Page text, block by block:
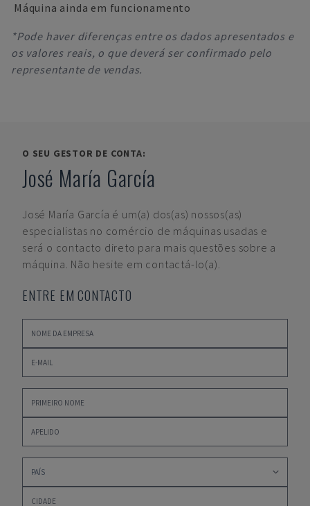
Máquina ainda em funcionamento
*Pode haver diferenças entre os dados apresentados e
os valores reais, o que deverá ser confirmado pelo
representante de vendas.
O SEU GESTOR DE CONTA:
José María García
José María García é um(a) dos(as) nossos(as)
especialistas no comércio de máquinas usadas e
será o contacto direto para mais questões sobre a
máquina. Não hesite em contactá-lo(a).
ENTRE EM CONTACTO